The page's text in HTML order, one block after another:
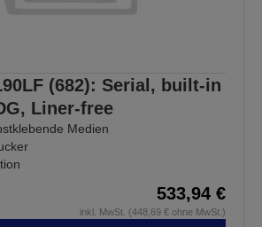
(682): Serial, built-in
Liner-free
Medien
533,94 €
inkl. MwSt. (448,69 € ohne MwSt.)